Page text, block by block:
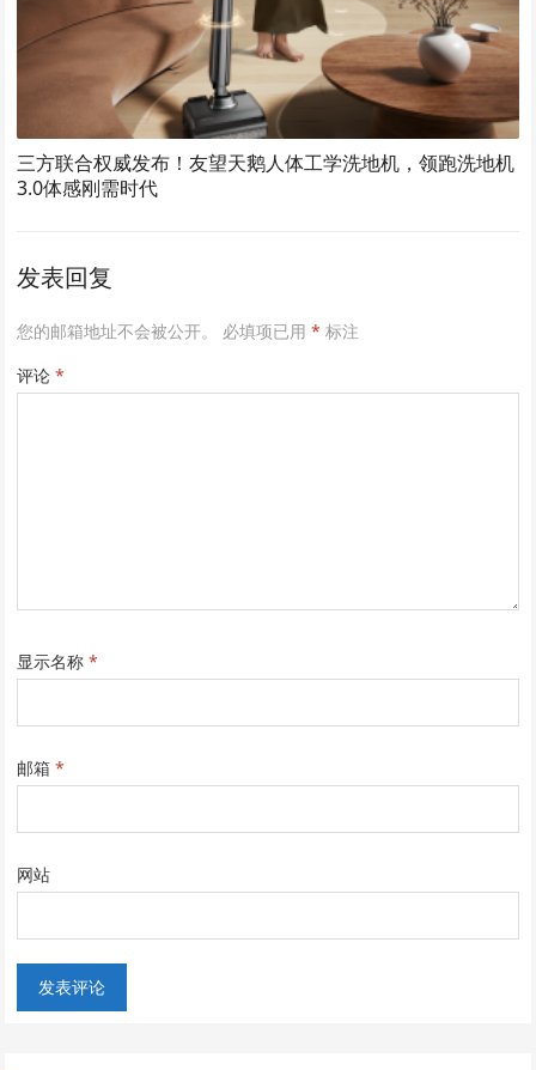
三方联合权威发布！友望天鹅人体工学洗地机，领跑洗地机
3.0体感刚需时代
发表回复
您的邮箱地址不会被公开。 必填项已用* 标注
评论*
显示名称*
邮箱*
网站